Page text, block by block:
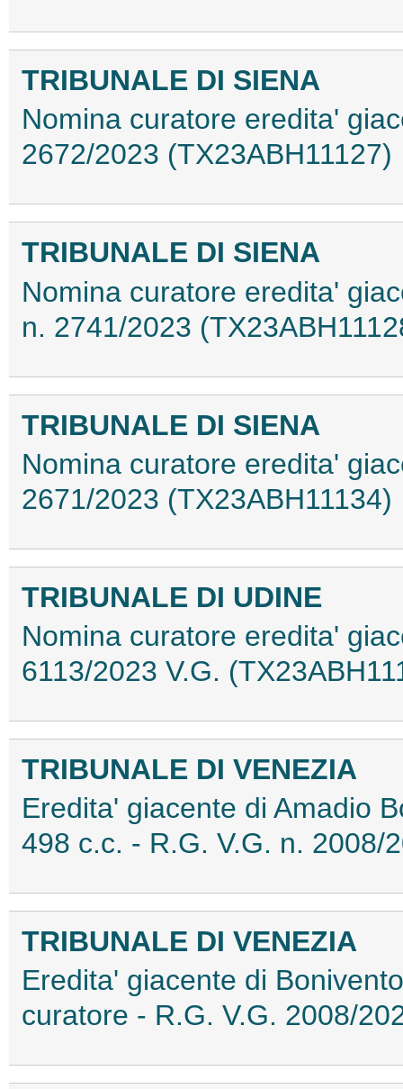
TRIBUNALE DI SIENA
Nomina curatore eredita'
2672/2023 (TX23ABH11127)
TRIBUNALE DI SIENA
Nomina curatore eredita'
n. 2741/2023
TRIBUNALE DI SIENA
Nomina curatore eredita'
2671/2023 (TX23ABH11134)
TRIBUNALE DI UDINE
Nomina curatore eredita'
6113/2023 V.G.
TRIBUNALE DI VENEZIA
Eredita' giacente di Amadio
498 c.c. - R.G. V.G. n. 2008/
TRIBUNALE DI VENEZIA
Eredita' giacente di
curatore - R.G. V.G. 2008/